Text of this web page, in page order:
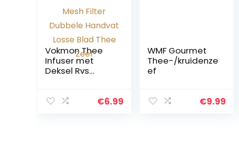
Vokmon Thee
Infuser met
Deksel Rvs
Dubbele
€6.99
WMF Gourmet
Thee-/kruidenze
ef
€9.99